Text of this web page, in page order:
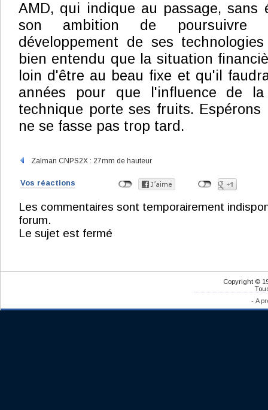
AMD, qui indique au passage, sans
son ambition de poursuivre
développement de ses
bien entendu que la situation
loin d'être au beau fixe et qu'il
années pour que l'influence de la
technique porte ses fruits. Espérons
ne se fasse pas trop tard.
Zalman CNPS2X : 27mm de hauteur
Vos réactions
Les commentaires sont temporairement
forum.
Le sujet est fermé
Copyright ©
- A